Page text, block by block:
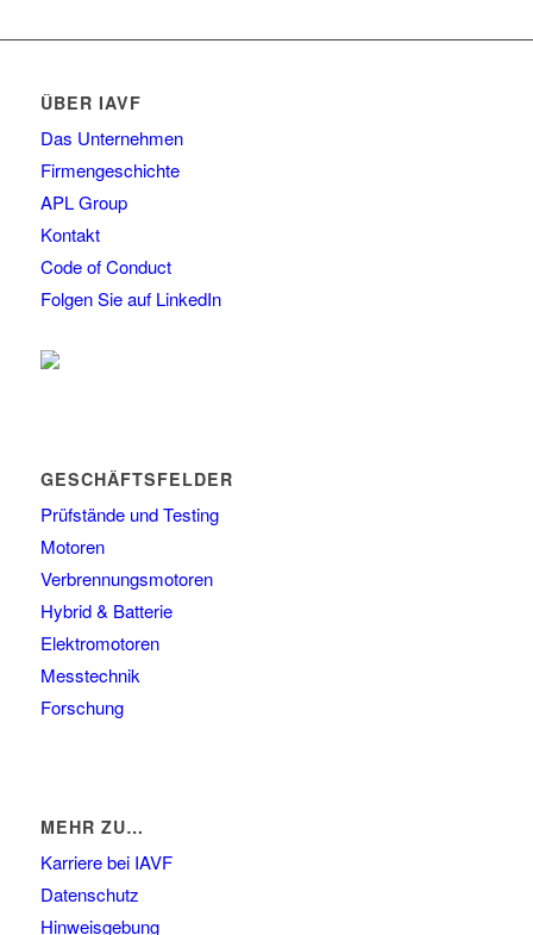
ÜBER IAVF
Das Unternehmen
Firmengeschichte
APL Group
Kontakt
Code of Conduct
Folgen Sie auf LinkedIn
GESCHÄFTSFELDER
Prüfstände und Testing
Motoren
Verbrennungsmotoren
Hybrid & Batterie
Elektromotoren
Messtechnik
Forschung
MEHR ZU…
Karriere bei IAVF
Datenschutz
Hinweisgebung